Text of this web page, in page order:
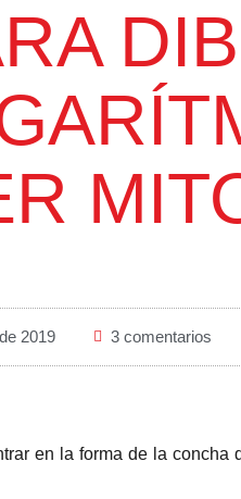
2019 3 comentarios
en la forma de la